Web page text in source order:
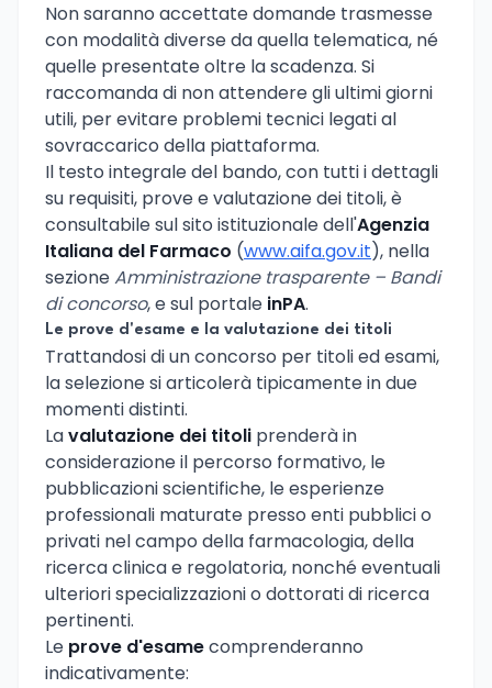
Non saranno accettate domande trasmesse
con modalità diverse da quella telematica, né
quelle presentate oltre la scadenza. Si
raccomanda di non attendere gli ultimi giorni
utili, per evitare problemi tecnici legati al
sovraccarico della piattaforma.
Il testo integrale del bando, con tutti i dettagli
su requisiti, prove e valutazione dei titoli, è
consultabile sul sito istituzionale dell'Agenzia
Italiana del Farmaco (www.aifa.gov.it), nella
sezioneAmministrazione trasparente – Bandi
di concorso, e sul portale inPA.
Le prove d'esame e la valutazione dei titoli
Trattandosi di un concorso per titoli ed esami,
la selezione si articolerà tipicamente in due
momenti distinti.
Lavalutazione dei titoli prenderà in
considerazione il percorso formativo, le
pubblicazioni scientifiche, le esperienze
professionali maturate presso enti pubblici o
privati nel campo della farmacologia, della
ricerca clinica e regolatoria, nonché eventuali
ulteriori specializzazioni o dottorati di ricerca
pertinenti.
Le prove d'esamecomprenderanno
indicativamente: